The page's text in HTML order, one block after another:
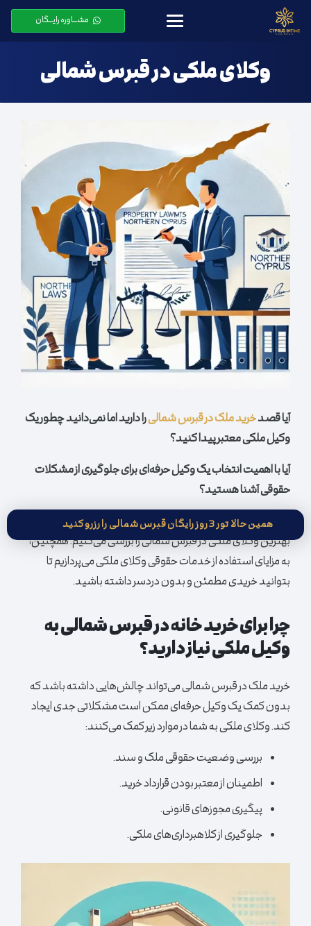
مشـــاوره رایـــگان
وکلای ملکی در قبرس شمالی
آیا قصدخرید ملک در قبرس شمالیرا دارید اما نمی‌دانید چطور یک
وکیل ملکی معتبر پیدا کنید؟
آیا با اهمیت انتخاب یک وکیل حرفه‌ای برای جلوگیری از مشکلات
حقوقی آشنا هستید؟
در این مقاله، ما تمامی روش‌ها و نکات کلیدی برای پیدا کردن
بهترین وکلای ملکی در قبرس شمالی را بررسی می‌کنیم. همچنین،
به مزایای استفاده از خدمات حقوقی وکلای ملکی می‌پردازیم تا
بتوانید خریدی مطمئن و بدون دردسر داشته باشید.
چرا برای خرید خانه در قبرس شمالی به
وکیل ملکی نیاز دارید؟
خرید ملک در قبرس شمالی می‌تواند چالش‌هایی داشته باشد که
بدون کمک یک وکیل حرفه‌ای ممکن است مشکلاتی جدی ایجاد
کند. وکلای ملکی به شما در موارد زیر کمک می‌کنند:
بررسی وضعیت حقوقی ملک و سند.
اطمینان از معتبر بودن قرارداد خرید.
پیگیری مجوزهای قانونی.
جلوگیری از کلاهبرداری‌های ملکی.
همین حالا تور 3 روز رایگان قبرس شمالی را رزرو کنید